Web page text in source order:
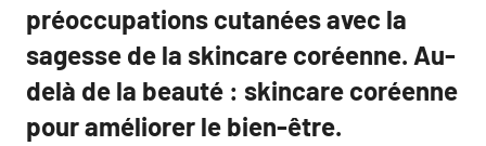
préoccupations cutanées avec la
sagesse de la skincare coréenne. Au-
delà de la beauté : skincare coréenne
pour améliorer le bien-être.